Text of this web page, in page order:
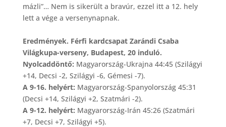
mázli”… Nem is sikerült a bravúr, ezzel itt a 12. hely
lett a vége a versenynapnak.
Eredmények. Férfi kardcsapat Zarándi Csaba
Világkupa-verseny, Budapest, 20 induló.
Nyolcaddöntő: Magyarország-Ukrajna 44:45 (Szilágyi
+14, Decsi -2, Szilágyi -6, Gémesi -7).
A 9-16. helyért: Magyarország-Spanyolország 45:31
(Decsi +14, Szilágyi +2, Szatmári -2).
A 9-12. helyért: Magyarország-Irán 45:26 (Szatmári
+7, Decsi +7, Szilágyi +5).